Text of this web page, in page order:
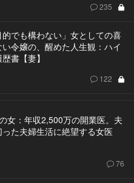
235
的でも構わない」女としての喜
令嬢の、醒めた人生観：ハイ
書【妻】
122
女：年収2,500万の開業医。夫
った夫婦生活に絶望する女医
76